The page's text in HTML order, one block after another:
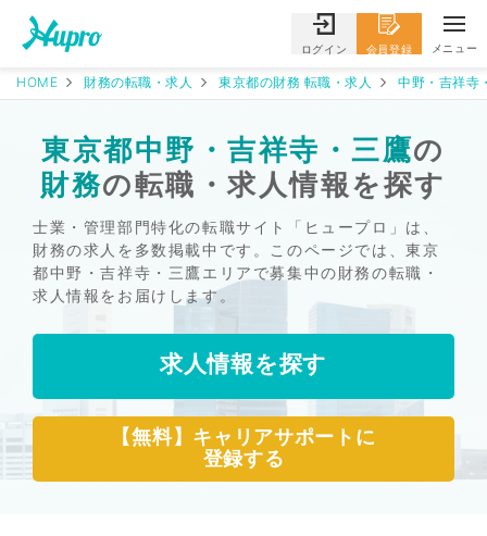
ログイン 会員登録 メニュー
HOME 財務の転職・求人 東京都の財務 転職・求人 中野・吉祥寺
東京都中野・吉祥寺・三鷹の
財務の転職・求人情報を探す
士業・管理部門特化の転職サイト「ヒュープロ」は、
財務の求人を多数掲載中です。このページでは、東京
都中野・吉祥寺・三鷹エリアで募集中の財務の転職・
求人情報をお届けします。
求人情報を探す
【無料】キャリアサポートに
登録する